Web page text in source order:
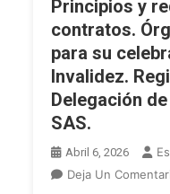
Principios y
contratos.
para su
Invalidez.
Delegación
SAS.
Abril 6, 2026
Deja Un